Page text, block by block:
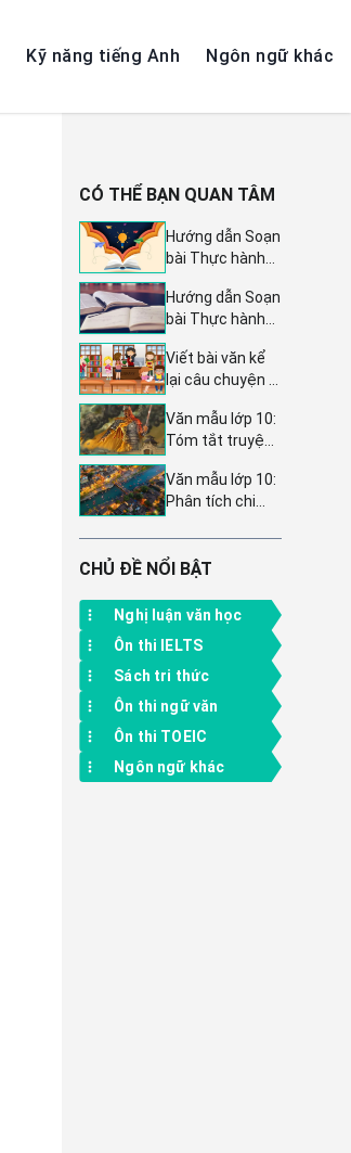
Kỹ năng tiếng Anh Ngôn ngữ khác
CÓ THỂ BẠN QUAN TÂM
Hướng dẫn Soạn
bài Thực hành
83 - Chân trời
sáng tạo 7: Tài
7 tập 2
Hướng dẫn Soạn
bài Thực hành
113 - Ngữ văn
lớp 6 Tập 1 sách
Viết bài văn kể
lại câu chuyện -
Việt lớp 4 tập 1
Kết nối tri thức
Văn mẫu lớp 10:
Tóm tắt truyện
Mtao Mxây (12
mẫu) - Tổng hợp
súc tích và đầy
Văn mẫu lớp 10:
Phân tích chi
Nữ Oa vá trời
bằng đá ngũ sắc
chọn lọc)
CHỦ ĐỀ NỔI BẬT
Nghị luận văn học
Ôn thi IELTS
Sách tri thức
Ôn thi ngữ văn
Ôn thi TOEIC
Ngôn ngữ khác